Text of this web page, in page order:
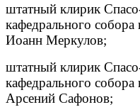
штатный клирик
кафедрального
Иоанн Меркулов;
штатный клирик
кафедрального
Арсений Сафонов;